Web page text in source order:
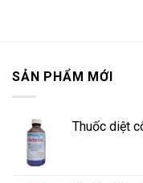
SẢN PHẨM MỚI
Thuốc diệt